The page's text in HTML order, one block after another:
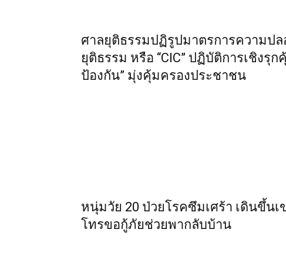
ศาลยุติธรรมปฏิรูปมาตรการความป
ยุติธรรม หรือ “CIC” ปฏิบัติการเชิงรุ
ป้องกัน” มุ่งคุ้มครองประชาชน
หนุ่มวัย 20 ป่วยโรคซึมเศร้า เดินขึ้นเ
โทรขอกู้ภัยช่วยพากลับบ้าน